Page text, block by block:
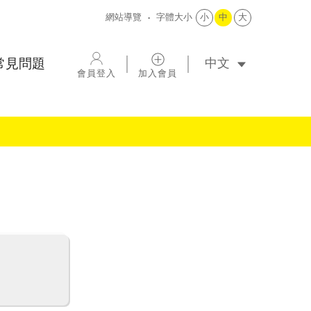
網站導覽 字體大小 小 中 大
見問題 會員登入 加入會員